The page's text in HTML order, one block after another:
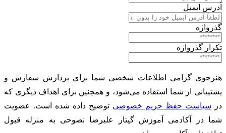
آدرس ایمیل
گذرواژه
تکرار گذرواژه
هنرجوی گرامی اطلاعات شخصی شما برای پردازش سفارش و
پشتیبانی از شما استفاده می‌شود، و همچنین برای اهداف دیگری که
در سیاست حفظ حریم خصوصی توضیح داده شده است. عضویت
شما در آکادمی آموزش گیتار علیرضا نصوحی به منزله قبول